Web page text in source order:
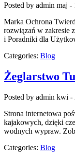
Posted by admin maj -
Marka Ochrona
rozwiązań w zakresie
i Poradniki dla
Categories: Blog
Żeglarstwo
Posted by admin kwi -
Strona internetowa
kajakowych, dzięki
wodnych wypraw.
Categories: Blog